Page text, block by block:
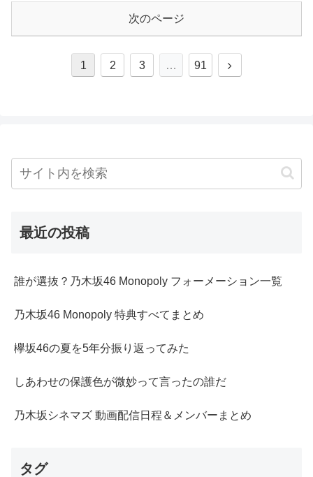
次のページ
1 2 3 … 91
次
最近の投稿
誰が選抜？乃木坂46 Monopoly フォーメーション一覧
乃木坂46 Monopoly 特典すべてまとめ
欅坂46の夏を5年分振り返ってみた
しあわせの保護色が微妙って言ったの誰だ
乃木坂シネマズ 動画配信日程＆メンバーまとめ
タグ